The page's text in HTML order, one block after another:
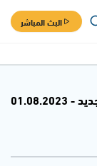
البث المباشر